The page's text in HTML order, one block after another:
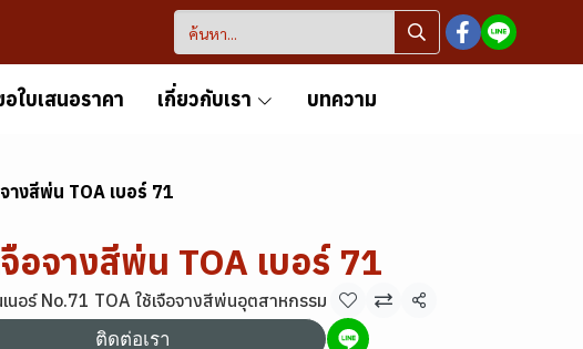
อใบเสนอราคา เกี่ยวกับเรา บทความ
างสีพ่น TOA เบอร์ 71
อจางสีพ่น TOA เบอร์ 71
นอร์ No.71 TOA ใช้เจือจางสีพ่นอุตสาหกรรม
แชร์
ติดต่อเรา